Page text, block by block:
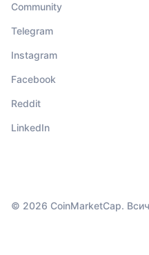
Community
Telegram
Instagram
Facebook
Reddit
LinkedIn
© 2026 CoinMarketCap.